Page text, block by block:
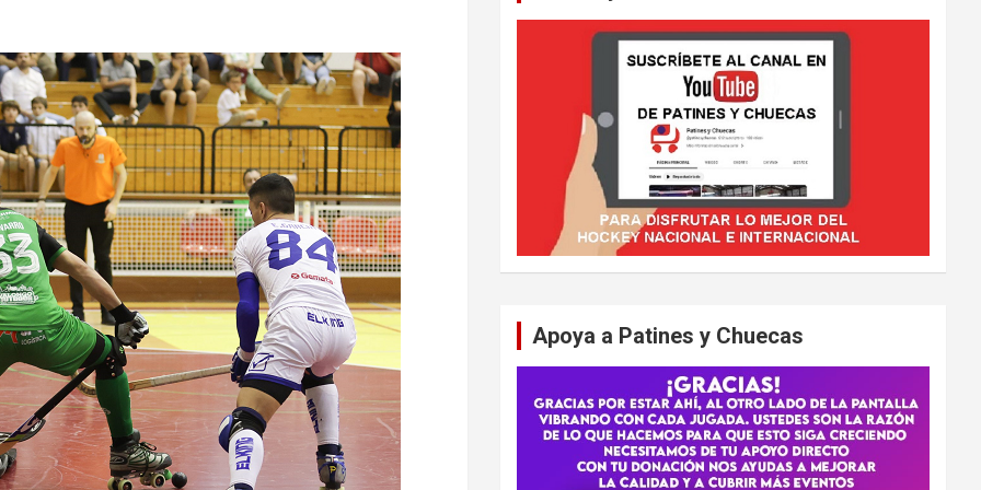
Apoya a Patines y Chuecas